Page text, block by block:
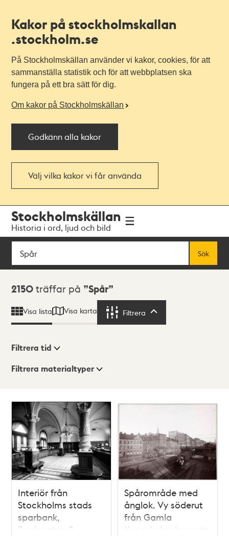
Kakor på stockholmskallan
.stockholm.se
På Stockholmskällan använder vi kakor, cookies, för att
sammanställa statistik och för att webbplatsen ska
fungera på ett bra sätt för dig.
Om kakor på Stockholmskällan
Godkänn alla kakor
Välj vilka kakor vi får använda
navigationen
huvudinnehållet
Stockholmskällan
Historia i ord, ljud och bild
Sök
Sök
Sökresultat
2150 träffar på Spår
Visa lista Visa karta Filtrera
Visningsläge
Lista
Karta
Filtrera tid
Filtrera materialtyper
träffar
Interiör från
Stockholms stads
sparbank,
Fredsgatan 9
Spårområde med
ånglok. Vy söderut
från Gamla
Kungsholmsbrogatan